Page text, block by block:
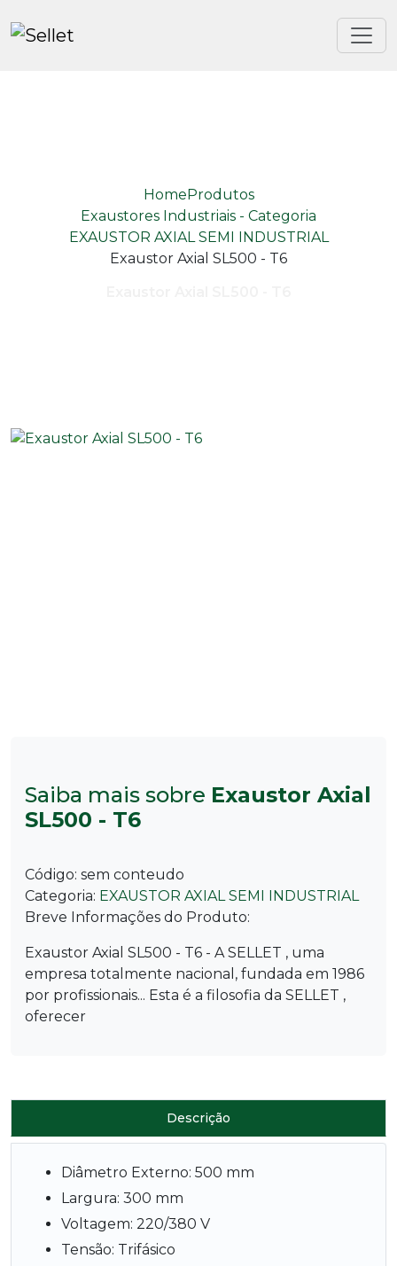
HomeProdutos
Exaustores Industriais - Categoria
EXAUSTOR AXIAL SEMI INDUSTRIAL
Exaustor Axial SL500 - T6
Saiba mais sobre Exaustor Axial
SL500 - T6
Código: sem conteudo
Categoria: EXAUSTOR AXIAL SEMI INDUSTRIAL
Breve Informações do Produto:
Exaustor Axial SL500 - T6 - A SELLET , uma
empresa totalmente nacional, fundada em 1986
por profissionais... Esta é a filosofia da SELLET ,
oferecer
Descrição
Diâmetro Externo: 500 mm
Largura: 300 mm
Voltagem: 220/380 V
Tensão: Trifásico